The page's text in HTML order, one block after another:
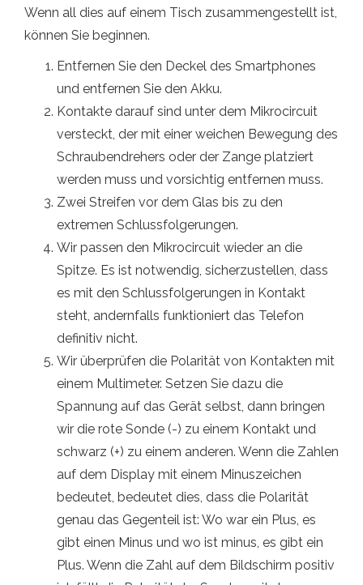
Wenn all dies auf einem Tisch zusammengestellt ist,
können Sie beginnen.
Entfernen Sie den Deckel des Smartphones
und entfernen Sie den Akku.
Kontakte darauf sind unter dem Mikrocircuit
versteckt, der mit einer weichen Bewegung des
Schraubendrehers oder der Zange platziert
werden muss und vorsichtig entfernen muss.
Zwei Streifen vor dem Glas bis zu den
extremen Schlussfolgerungen.
Wir passen den Mikrocircuit wieder an die
Spitze. Es ist notwendig, sicherzustellen, dass
es mit den Schlussfolgerungen in Kontakt
steht, andernfalls funktioniert das Telefon
definitiv nicht.
Wir überprüfen die Polarität von Kontakten mit
einem Multimeter. Setzen Sie dazu die
Spannung auf das Gerät selbst, dann bringen
wir die rote Sonde (-) zu einem Kontakt und
schwarz (+) zu einem anderen. Wenn die Zahlen
auf dem Display mit einem Minuszeichen
bedeutet, bedeutet dies, dass die Polarität
genau das Gegenteil ist: Wo war ein Plus, es
gibt einen Minus und wo ist minus, es gibt ein
Plus. Wenn die Zahl auf dem Bildschirm positiv